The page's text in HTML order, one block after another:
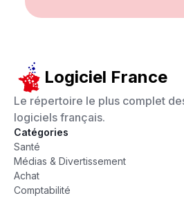
Logiciel France
Le répertoire le plus complet
logiciels français.
Catégories
Santé
Médias & Divertissement
Achat
Comptabilité